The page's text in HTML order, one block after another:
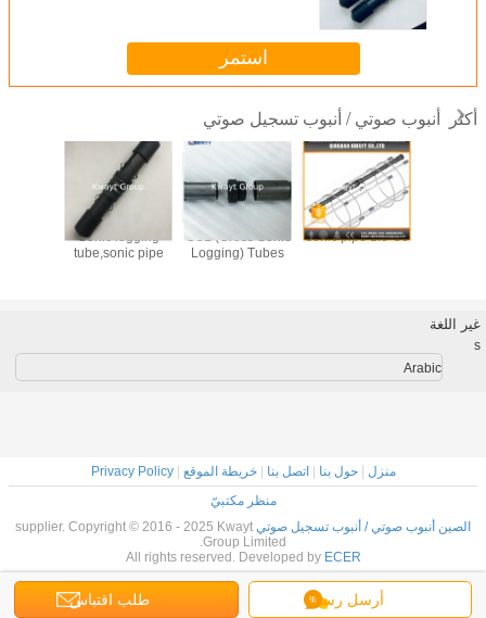
استمر
أكثر أنبوب صوتي / أنبوب تسجيل صوتي
Sonic logging
tube,sonic pipe
CSL (Cross Sonic
Logging) Tubes
50*1.5 sonic pipe
أرسل رسالة طلب اقتباس
غير اللغة
s
Arabic
منزل |حول بنا |اتصل بنا |خريطة الموقع |
Privacy Policy
منظر مكتبيّ
الصين أنبوب صوتي / أنبوب تسجيل صوتي supplier. Copyright © 2016 - 2025 Kwayt
Group Limited.
All rights reserved. Developed by ECER